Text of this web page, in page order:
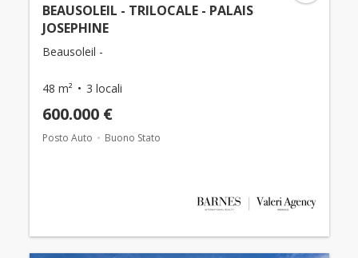
BEAUSOLEIL - TRILOCALE - PALAIS
JOSEPHINE
Beausoleil -
48 m² 3 locali
600.000 €
Posto Auto Buono Stato